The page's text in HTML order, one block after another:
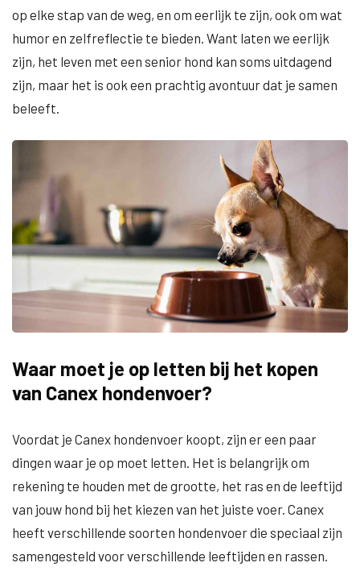
op elke stap van de weg, en om eerlijk te zijn, ook om wat
humor en zelfreflectie te bieden. Want laten we eerlijk
zijn, het leven met een senior hond kan soms uitdagend
zijn, maar het is ook een prachtig avontuur dat je samen
beleeft.
Waar moet je op letten bij het kopen
van Canex hondenvoer?
Voordat je Canex hondenvoer koopt, zijn er een paar
dingen waar je op moet letten. Het is belangrijk om
rekening te houden met de grootte, het ras en de leeftijd
van jouw hond bij het kiezen van het juiste voer. Canex
heeft verschillende soorten hondenvoer die speciaal zijn
samengesteld voor verschillende leeftijden en rassen.